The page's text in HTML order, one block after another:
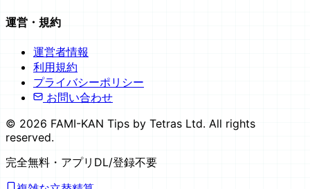
運営・規約
運営者情報
利用規約
プライバシーポリシー
お問い合わせ
© 2026 FAMI-KAN Tips by Tetras Ltd. All rights
reserved.
完全無料 ・アプリDL/登録不要